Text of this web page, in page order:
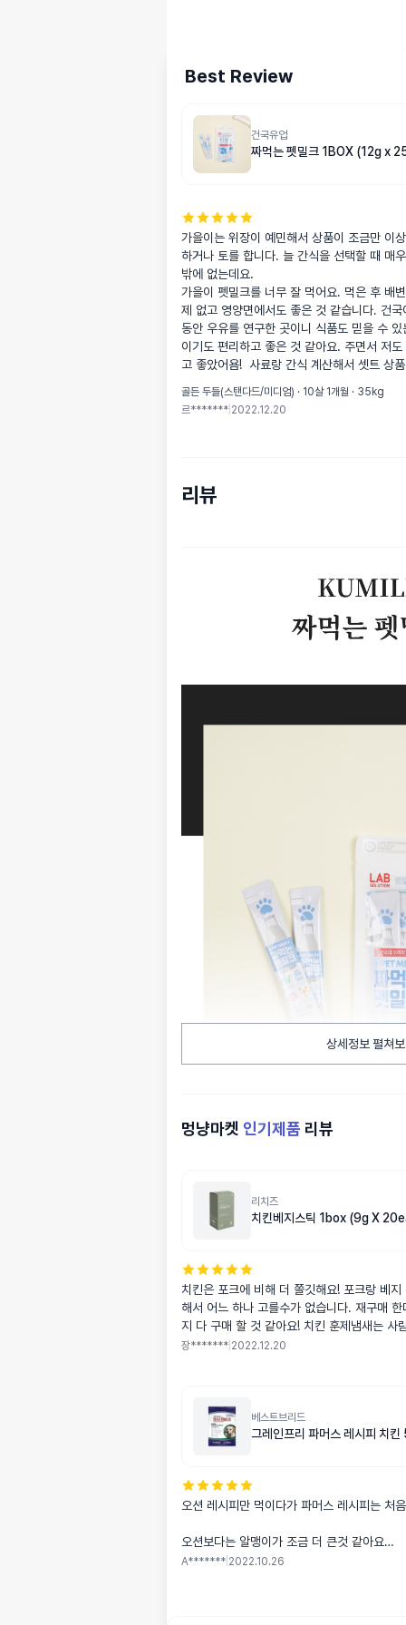
Best Review
건국유업
짜먹는 펫밀크 1BOX (12g x
가을이는 위장이 예민해서 상품이 조금만 이
하거나 토를 합니다. 늘 간식을 선택할 때 매
밖에 없는데요.
가을이 펫밀크를 너무 잘 먹어요. 먹은 후 배
제 없고 영양면에서도 좋은 것 같습니다. 건국
동안 우유를 연구한 곳이니 식품도 믿을 수
이기도 편리하고 좋은 것 같아요. 주면서 저
고 좋았어욤!  사료랑 간식 계산해서 셋트 상
골든 두들(스탠다드/미디엄) · 10살 1개월 · 35kg
르******* 2022.12.20
리뷰
상세정보 펼쳐
멍냥마켓 인기제품 리뷰
리치즈
치킨베지스틱 1box (9g X
치킨은 포크에 비해 더 쫄깃해요! 포크랑 베
해서 어느 하나 고를수가 없습니다. 재구매
지 다 구매 할 것 같아요! 치킨 훈제냄새는 사
무 맛있는 냄새에요...ㅠㅠ 베지스틱 꺼내는
제품 두번사가세요!! >.<
장******* 2022.12.20
베스트브리드
그레인프리 파머스 레시피 치
오션 레시피만 먹이다가 파머스 레시피는 처
오션보다는 알맹이가 조금 더 큰것 같아요
강아지가 잘 씹어 먹어요
A******* 2022.10.26